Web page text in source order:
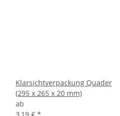
Klarsichtverpackung Quader
(295 x 265 x 20 mm)
ab